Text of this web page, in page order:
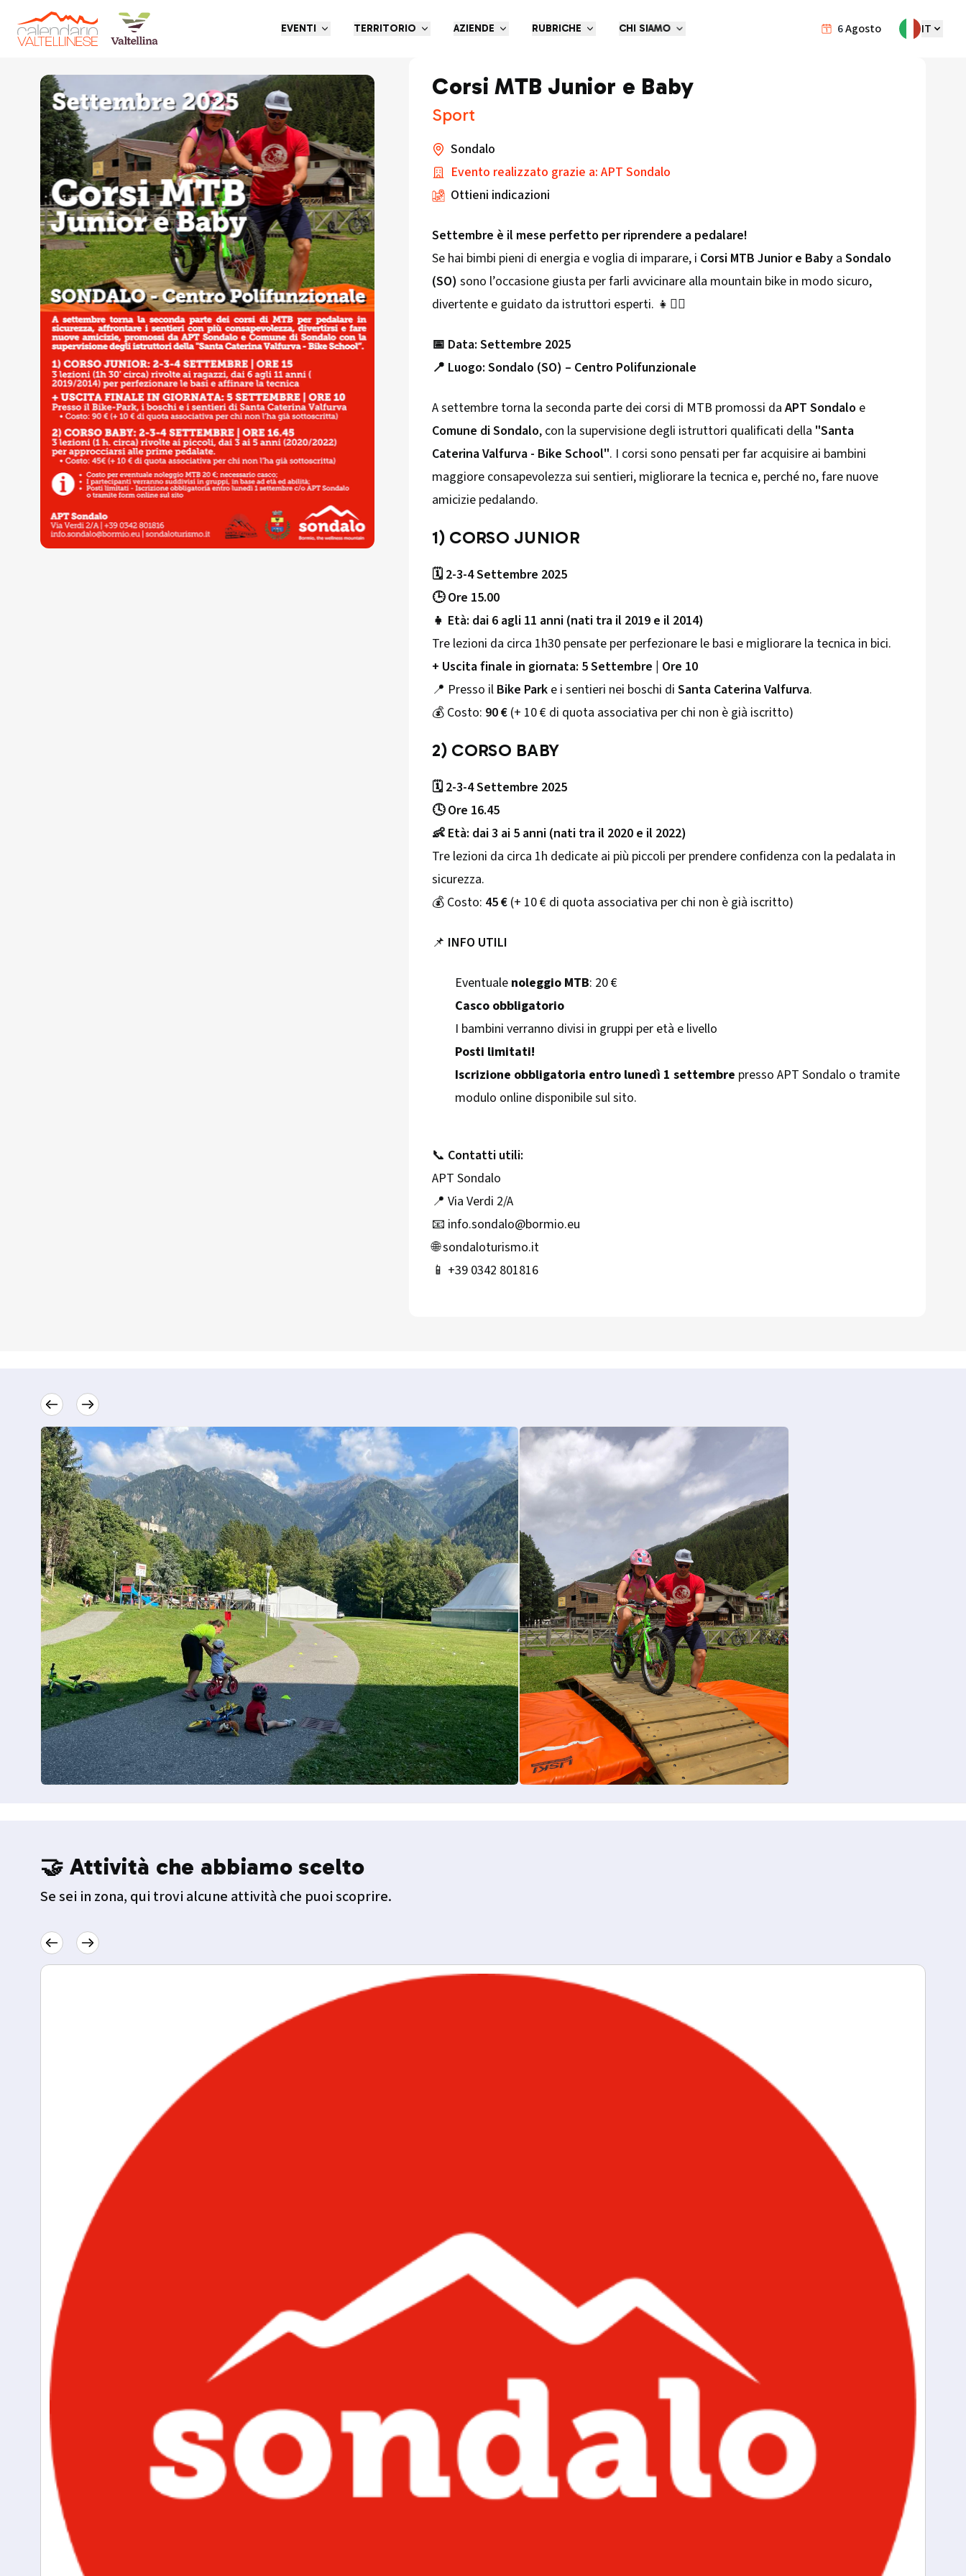
6Agosto IT
EVENTI TERRITORIO AZIENDE RUBRICHE CHI SIAMO
Torna indietro
Corsi MTB Junior e Baby
Sport
Sondalo
Evento realizzato grazie a: APT Sondalo
Ottieni indicazioni
Settembre è il mese perfetto per riprendere a pedalare!
Se hai bimbi pieni di energia e voglia di imparare, i Corsi MTB Junior e Baby aSondalo
(SO) sono l’occasione giusta per farli avvicinare alla mountain bike in modo sicuro,
divertente e guidato da istruttori esperti. 👧🚴‍♂️
📅 Data: Settembre 2025
📍 Luogo: Sondalo (SO) – Centro Polifunzionale
A settembre torna la seconda parte dei corsi di MTB promossi daAPT Sondalo e
Comune di Sondalo, con la supervisione degli istruttori qualificati della "Santa
Caterina Valfurva - Bike School". I corsi sono pensati per far acquisire ai bambini
maggiore consapevolezza sui sentieri, migliorare la tecnica e, perché no, fare nuove
amicizie pedalando.
1) CORSO JUNIOR
🗓 2-3-4 Settembre 2025
🕒 Ore 15.00
👧 Età: dai 6 agli 11 anni (nati tra il 2019 e il 2014)
Tre lezioni da circa 1h30 pensate per perfezionare le basi e migliorare la tecnica in bici.
+ Uscita finale in giornata: 5 Settembre | Ore 10
📍 Presso il Bike Park e i sentieri nei boschi diSanta Caterina Valfurva.
💰 Costo: 90 € (+ 10 € di quota associativa per chi non è già iscritto)
2) CORSO BABY
🗓 2-3-4 Settembre 2025
🕓 Ore 16.45
👶 Età: dai 3 ai 5 anni (nati tra il 2020 e il 2022)
Tre lezioni da circa 1h dedicate ai più piccoli per prendere confidenza con la pedalata in
sicurezza.
💰 Costo: 45 € (+ 10 € di quota associativa per chi non è già iscritto)
📌 INFO UTILI
Eventuale noleggio MTB: 20 €
Casco obbligatorio
I bambini verranno divisi in gruppi per età e livello
Posti limitati!
Iscrizione obbligatoria entro lunedì 1 settembre presso APT Sondalo o tramite
modulo online disponibile sul sito.
📞 Contatti utili:
APT Sondalo
📍 Via Verdi 2/A
📧 info.sondalo@bormio.eu
🌐 sondaloturismo.it
📱 +39 0342 801816
🤝 Attività che abbiamo scelto
Se sei in zona, qui trovi alcune attività che puoi scoprire.